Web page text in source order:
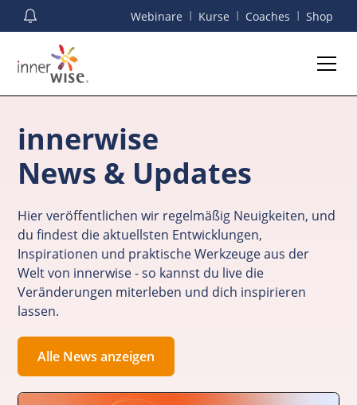
Webinare I Kurse I Coaches I Shop
innerwise
News & Updates
Hier veröffentlichen wir regelmäßig Neuigkeiten, und
du findest die aktuellsten Entwicklungen,
Inspirationen und praktische Werkzeuge aus der
Welt von innerwise - so kannst du live die
Veränderungen miterleben und dich inspirieren
lassen.
Alle News anzeigen